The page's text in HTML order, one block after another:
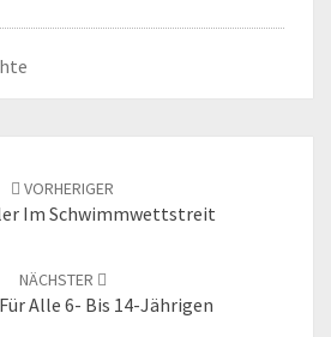
VORHERIGER
Im Schwimmwettstreit
NÄCHSTER
Alle 6- Bis 14-Jährigen